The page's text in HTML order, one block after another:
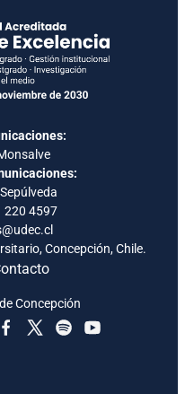
220 4597
Concepción, Chile.
Concepción